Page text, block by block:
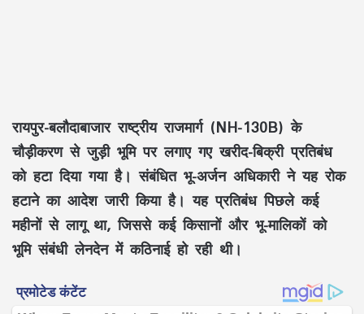
रायपुर-बलौदाबाजार राष्ट्रीय राजमार्ग (NH-130B) के
चौड़ीकरण से जुड़ी भूमि पर लगाए गए खरीद-बिक्री प्रतिबंध
को हटा दिया गया है। संबंधित भू-अर्जन अधिकारी ने यह रोक
हटाने का आदेश जारी किया है। यह प्रतिबंध पिछले कई
महीनों से लागू था, जिससे कई किसानों और भू-मालिकों को
भूमि संबंधी लेनदेन में कठिनाई हो रही थी।